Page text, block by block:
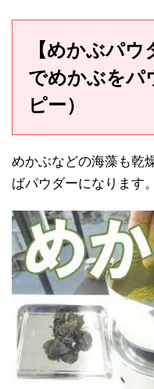
【めかぶパ
でめかぶをパ
ピー）
めかぶなどの海藻も乾
ばパウダーになります。